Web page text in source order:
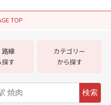
TOP
路線
探す
カテゴリー
から探す
検索